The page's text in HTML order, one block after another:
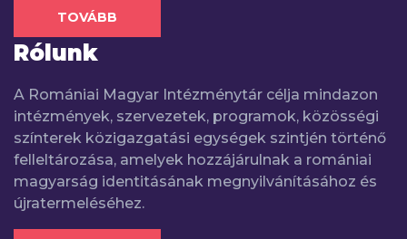
TOVÁBB
Rólunk
A Romániai Magyar Intézménytár célja mindazon
intézmények, szervezetek, programok, közösségi
színterek közigazgatási egységek szintjén történő
felleltározása, amelyek hozzájárulnak a romániai
magyarság identitásának megnyilvánításához és
újratermeléséhez.